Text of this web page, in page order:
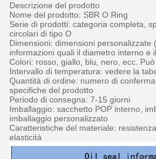
Descrizione del prodotto
Nome del prodotto: SBR O Ring
Serie di prodotti: categoria completa,
circolari di tipo O
Dimensioni: dimensioni personalizzate
informazioni quali il diametro interno e
Colori: rosso, giallo, blu, nero, ecc.
Intervallo di temperatura: vedere la
Quantità di ordine: numero di
specifiche del prodotto
Periodo di consegna: 7-15 giorni
Imballaggio: sacchetto POP interno,
imballaggio personalizzato
Caratteristiche del materiale:
elasticità